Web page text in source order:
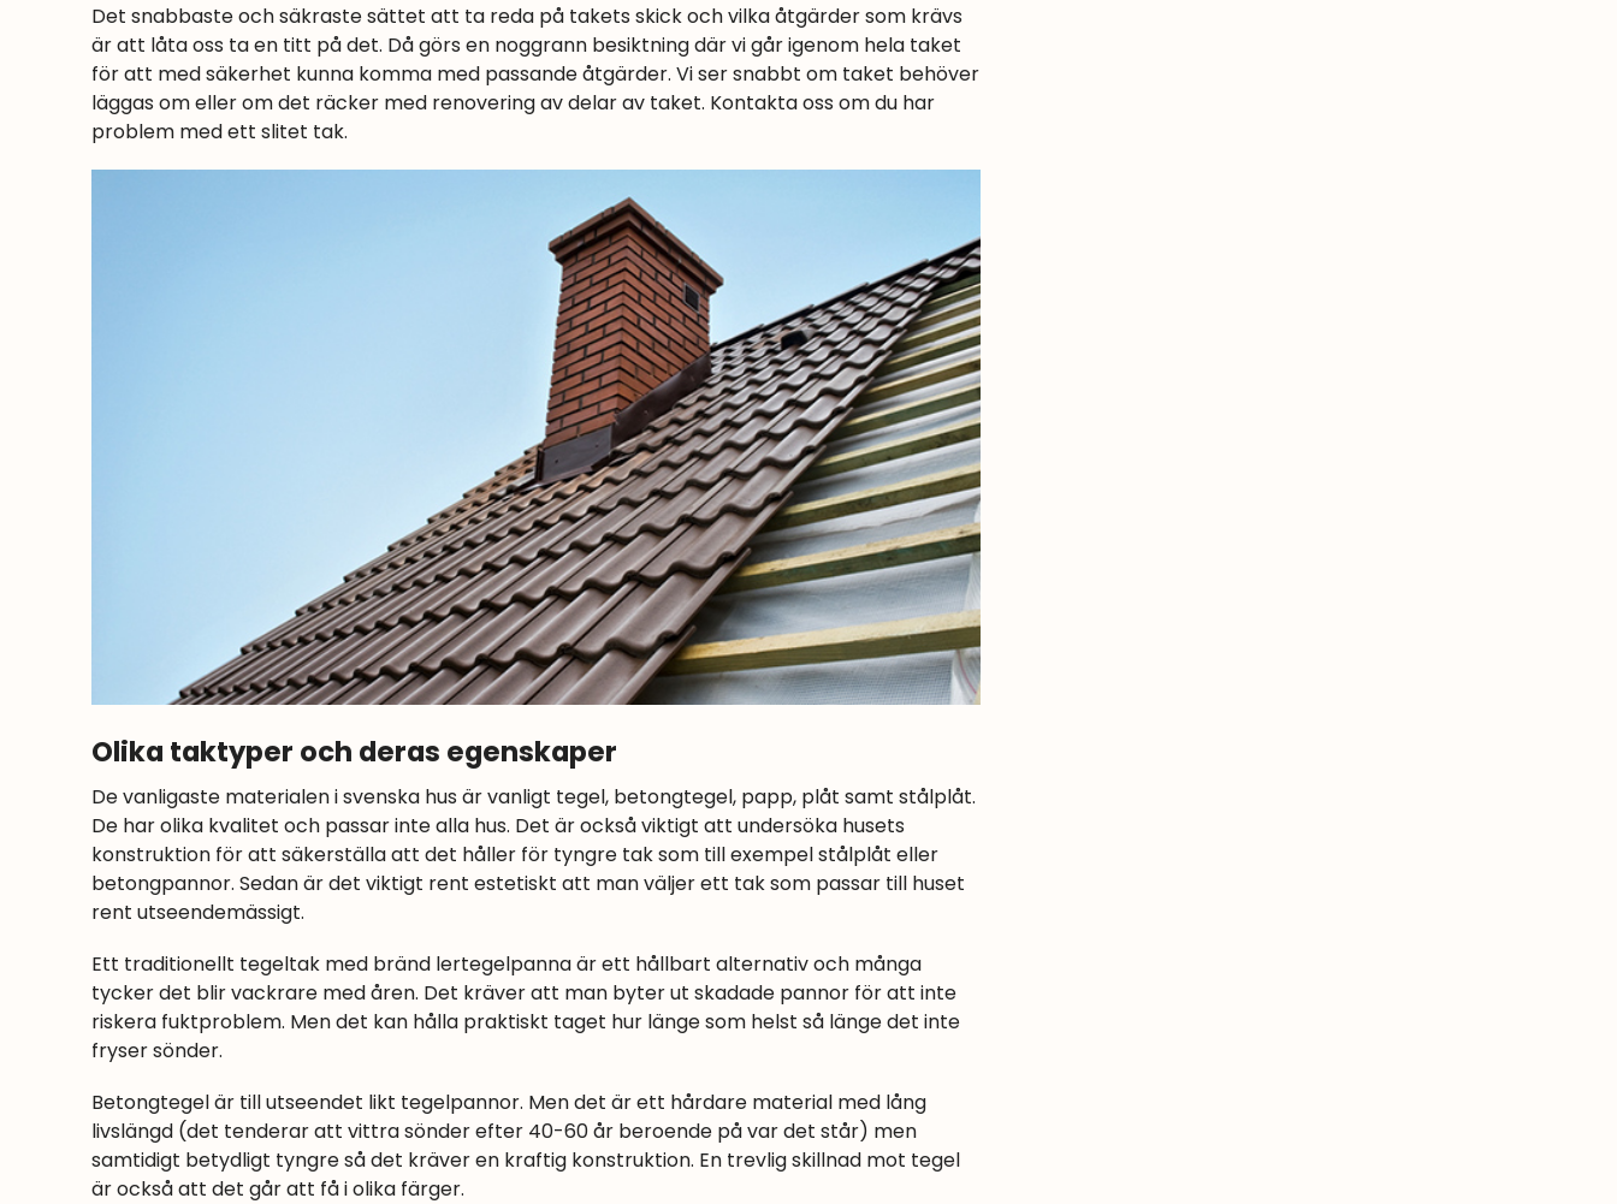
Det snabbaste och säkraste sättet att ta reda på takets skick och vilka åtgärder som krävs
är att låta oss ta en titt på det. Då görs en noggrann besiktning där vi går igenom hela taket
för att med säkerhet kunna komma med passande åtgärder. Vi ser snabbt om taket behöver
läggas om eller om det räcker med renovering av delar av taket. Kontakta oss om du har
problem med ett slitet tak.
Olika taktyper och deras egenskaper
De vanligaste materialen i svenska hus är vanligt tegel, betongtegel, papp, plåt samt stålplåt.
De har olika kvalitet och passar inte alla hus. Det är också viktigt att undersöka husets
konstruktion för att säkerställa att det håller för tyngre tak som till exempel stålplåt eller
betongpannor. Sedan är det viktigt rent estetiskt att man väljer ett tak som passar till huset
rent utseendemässigt.
Ett traditionellt tegeltak med bränd lertegelpanna är ett hållbart alternativ och många
tycker det blir vackrare med åren. Det kräver att man byter ut skadade pannor för att inte
riskera fuktproblem. Men det kan hålla praktiskt taget hur länge som helst så länge det inte
fryser sönder.
Betongtegel är till utseendet likt tegelpannor. Men det är ett hårdare material med lång
livslängd (det tenderar att vittra sönder efter 40-60 år beroende på var det står) men
samtidigt betydligt tyngre så det kräver en kraftig konstruktion. En trevlig skillnad mot tegel
är också att det går att få i olika färger.